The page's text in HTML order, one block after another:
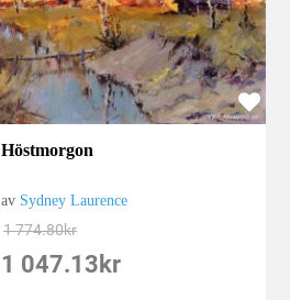
Höstmorgon
av Sydney Laurence
1 774.80kr
1 047.13 kr